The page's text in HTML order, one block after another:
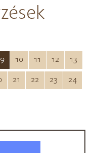
9 10 11 12
13
21 22 23
24